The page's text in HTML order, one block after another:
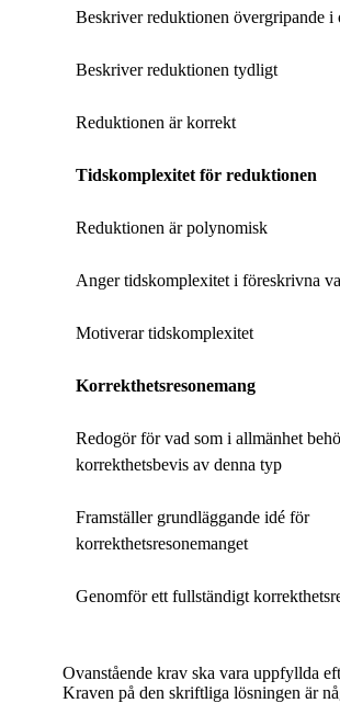
Beskriver reduktionen övergripande i
Beskriver reduktionen tydligt
Reduktionen är korrekt
Tidskomplexitet för reduktionen
Reduktionen är polynomisk
Anger tidskomplexitet i föreskrivna
Motiverar tidskomplexitet
Korrekthetsresonemang
Redogör för vad som i allmänhet
korrekthetsbevis av denna typ
Framställer grundläggande idé för
korrekthetsresonemanget
Genomför ett fullständigt
Ovanstående krav ska vara uppfyllda
Kraven på den skriftliga lösningen är